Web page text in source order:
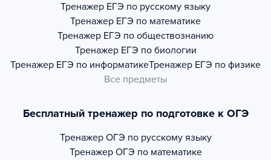
Тренажер ЕГЭ по русскому языку
Тренажер ЕГЭ по математике
Тренажер ЕГЭ по обществознанию
Тренажер ЕГЭ по биологии
Тренажер ЕГЭ по информатикеТренажер ЕГЭ по физике
Все предметы
Бесплатный тренажер по подготовке к ОГЭ
Тренажер ОГЭ по русскому языку
Тренажер ОГЭ по математике